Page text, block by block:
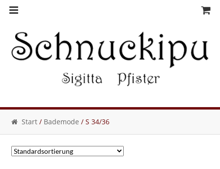
Skip
navigation
Skip
content
Start / Bademode / S 34/36